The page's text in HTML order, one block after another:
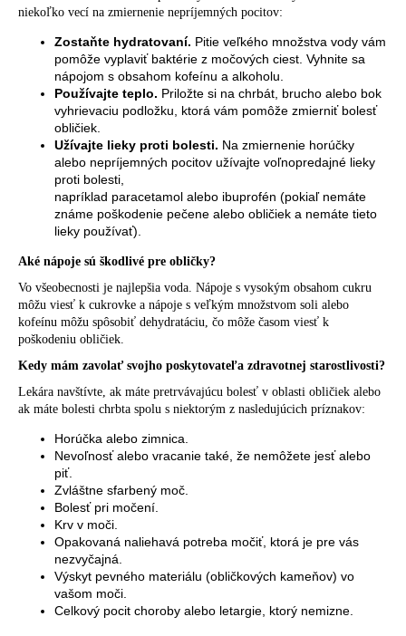
niekoľko vecí na zmiernenie nepríjemných pocitov:
Zostaňte hydratovaní. Pitie veľkého množstva vody vám
pomôže vyplaviť baktérie z močových ciest. Vyhnite sa
nápojom s obsahom kofeínu a alkoholu.
Používajte teplo. Priložte si na chrbát, brucho alebo bok
vyhrievaciu podložku, ktorá vám pomôže zmierniť bolesť
obličiek.
Užívajte lieky proti bolesti. Na zmiernenie horúčky
alebo nepríjemných pocitov užívajte voľnopredajné lieky
proti bolesti,
napríklad paracetamol alebo ibuprofén (pokiaľ nemáte
známe poškodenie pečene alebo obličiek a nemáte tieto
lieky používať).
Aké nápoje sú škodlivé pre obličky?
Vo všeobecnosti je najlepšia voda. Nápoje s vysokým obsahom cukru
môžu viesť k cukrovke a nápoje s veľkým množstvom soli alebo
kofeínu môžu spôsobiť dehydratáciu, čo môže časom viesť k
poškodeniu obličiek.
Kedy mám zavolať svojho poskytovateľa zdravotnej starostlivosti?
Lekára navštívte, ak máte pretrvávajúcu bolesť v oblasti obličiek alebo
ak máte bolesti chrbta spolu s niektorým z nasledujúcich príznakov:
Horúčka alebo zimnica.
Nevoľnosť alebo vracanie také, že nemôžete jesť alebo
piť.
Zvláštne sfarbený moč.
Bolesť pri močení.
Krv v moči.
Opakovaná naliehavá potreba močiť, ktorá je pre vás
nezvyčajná.
Výskyt pevného materiálu (obličkových kameňov) vo
vašom moči.
Celkový pocit choroby alebo letargie, ktorý nemizne.